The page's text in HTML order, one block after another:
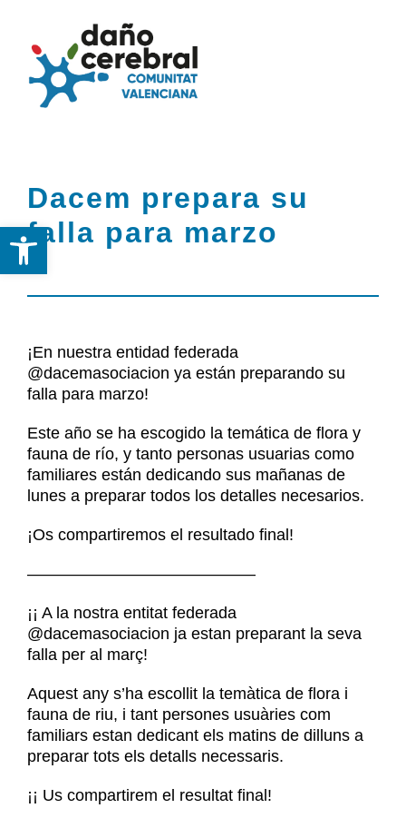
Abrir barra de herramientas
content
Federación
Servicios
Contacto
Federación
DCA
Noticias
Contacto
Dacem prepara su
falla para marzo
¡En nuestra entidad federada
@dacemasociacion ya están preparando su
falla para marzo!
Este año se ha escogido la temática de flora y
fauna de río, y tanto personas usuarias como
familiares están dedicando sus mañanas de
lunes a preparar todos los detalles necesarios.
¡Os compartiremos el resultado final!
——————————————
¡¡ A la nostra entitat federada
@dacemasociacion ja estan preparant la seva
falla per al març!
Aquest any s’ha escollit la temàtica de flora i
fauna de riu, i tant persones usuàries com
familiars estan dedicant els matins de dilluns a
preparar tots els detalls necessaris.
¡¡ Us compartirem el resultat final!